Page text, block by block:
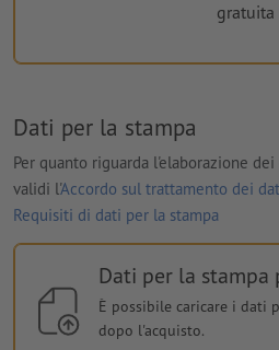
gratuita
Dati per la stampa
Per quanto riguarda l'elaborazione
validi l'Accordo sul trattamento dei
Requisiti di dati per la stampa
Dati per la stampa
È possibile caricare i dati
dopo l'acquisto.